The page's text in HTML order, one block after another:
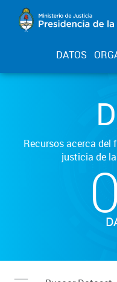
DATOS
Recursos acerca del
justicia de